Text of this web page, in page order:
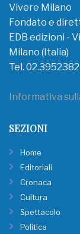
Vivere Milano
Fondato e
EDB edizioni -
Milano (Italia)
Tel.
Informativa
SEZIONI
Home
Editoriali
Cronaca
Cultura
Spettacolo
Politica